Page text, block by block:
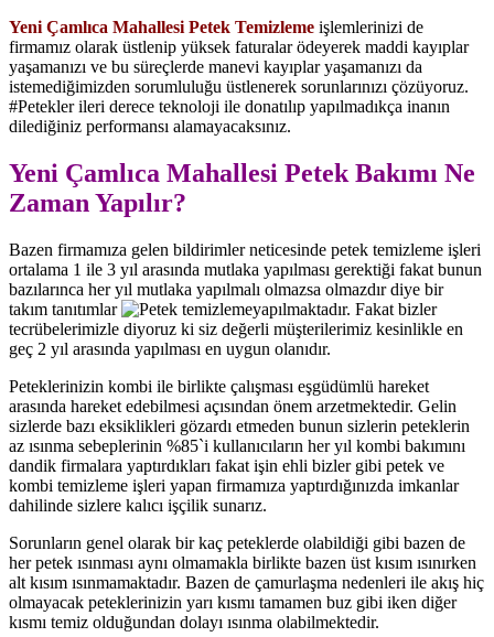
Yeni Çamlıca Mahallesi Petek Temizleme işlemlerinizi de
firmamız olarak üstlenip yüksek faturalar ödeyerek maddi kayıplar
yaşamanızı ve bu süreçlerde manevi kayıplar yaşamanızı da
istemediğimizden sorumluluğu üstlenerek sorunlarınızı çözüyoruz.
#Petekler ileri derece teknoloji ile donatılıp yapılmadıkça inanın
dilediğiniz performansı alamayacaksınız.
Yeni Çamlıca Mahallesi Petek Bakımı Ne
Zaman Yapılır?
Bazen firmamıza gelen bildirimler neticesinde petek temizleme işleri
ortalama 1 ile 3 yıl arasında mutlaka yapılması gerektiği fakat bunun
bazılarınca her yıl mutlaka yapılmalı olmazsa olmazdır diye bir
takım tanıtımlar
yapılmaktadır. Fakat bizler
tecrübelerimizle diyoruz ki siz değerli müşterilerimiz kesinlikle en
geç 2 yıl arasında yapılması en uygun olanıdır.
Peteklerinizin kombi ile birlikte çalışması eşgüdümlü hareket
arasında hareket edebilmesi açısından önem arzetmektedir. Gelin
sizlerde bazı eksiklikleri gözardı etmeden bunun sizlerin peteklerin
az ısınma sebeplerinin %85`i kullanıcıların her yıl kombi bakımını
dandik firmalara yaptırdıkları fakat işin ehli bizler gibi petek ve
kombi temizleme işleri yapan firmamıza yaptırdığınızda imkanlar
dahilinde sizlere kalıcı işçilik sunarız.
Sorunların genel olarak bir kaç peteklerde olabildiği gibi bazen de
her petek ısınması aynı olmamakla birlikte bazen üst kısım ısınırken
alt kısım ısınmamaktadır. Bazen de çamurlaşma nedenleri ile akış hiç
olmayacak peteklerinizin yarı kısmı tamamen buz gibi iken diğer
kısmı temiz olduğundan dolayı ısınma olabilmektedir.